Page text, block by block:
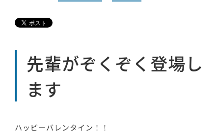
先輩がぞくぞく登場し
ます
ハッピーバレンタイン！！